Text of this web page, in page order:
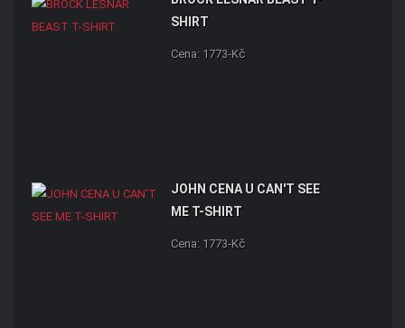
SHIRT
Cena: 1773-Kč
JOHN CENA U CAN'T SEE
ME T-SHIRT
Cena: 1773-Kč